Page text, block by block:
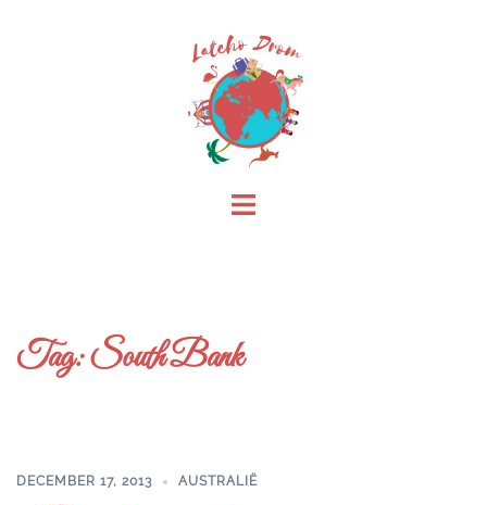
Toggle
Tag:South Bank
DECEMBER 17, 2013 AUSTRALIË